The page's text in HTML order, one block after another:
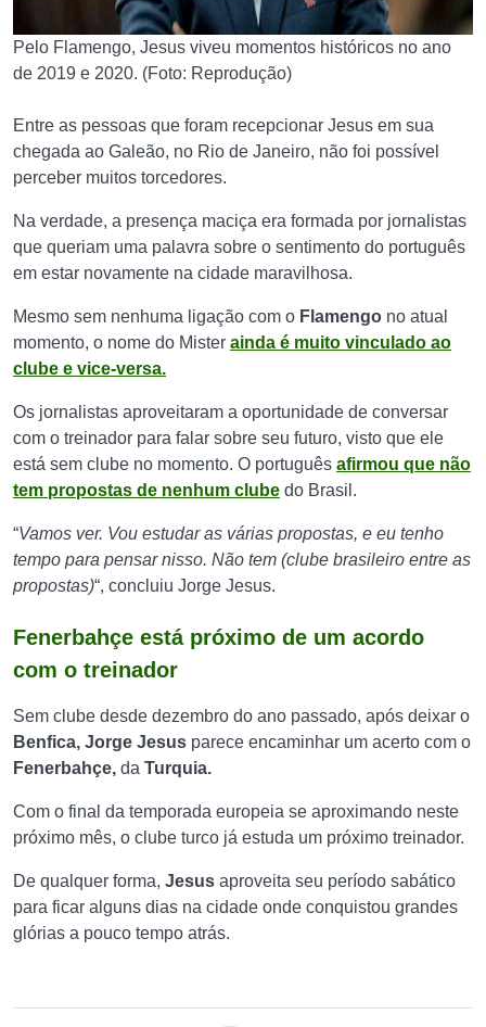
Pelo Flamengo, Jesus viveu momentos históricos no ano
de 2019 e 2020. (Foto: Reprodução)
Entre as pessoas que foram recepcionar Jesus em sua
chegada ao Galeão, no Rio de Janeiro, não foi possível
perceber muitos torcedores.
Na verdade, a presença maciça era formada por jornalistas
que queriam uma palavra sobre o sentimento do português
em estar novamente na cidade maravilhosa.
Mesmo sem nenhuma ligação com o Flamengo no atual
momento, o nome do Mister ainda é muito vinculado ao
clube e vice-versa.
Os jornalistas aproveitaram a oportunidade de conversar
com o treinador para falar sobre seu futuro, visto que ele
está sem clube no momento. O português afirmou que não
tem propostas de nenhum clube do Brasil.
“Vamos ver. Vou estudar as várias propostas, e eu tenho
tempo para pensar nisso. Não tem (clube brasileiro entre as
propostas)“, concluiu Jorge Jesus.
Fenerbahçe está próximo de um acordo
com o treinador
Sem clube desde dezembro do ano passado, após deixar o
Benfica, Jorge Jesus parece encaminhar um acerto com o
Fenerbahçe, da Turquia.
Com o final da temporada europeia se aproximando neste
próximo mês, o clube turco já estuda um próximo treinador.
De qualquer forma, Jesus aproveita seu período sabático
para ficar alguns dias na cidade onde conquistou grandes
glórias a pouco tempo atrás.